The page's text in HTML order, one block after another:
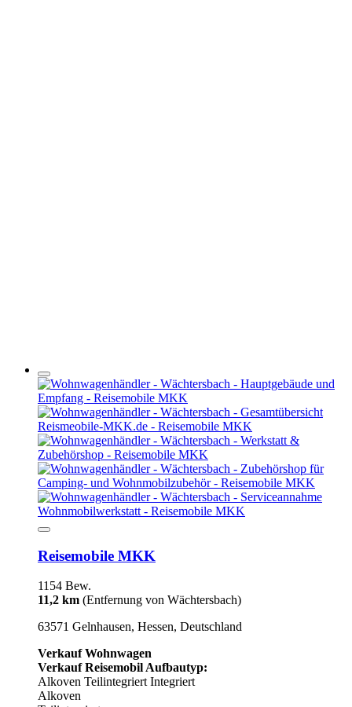
Reisemobile MKK
1154 Bew.
11,2 km (Entfernung von Wächtersbach)
63571 Gelnhausen, Hessen, Deutschland
Verkauf Wohnwagen
Verkauf Reisemobil Aufbautyp:
Alkoven Teilintegriert Integriert
Alkoven